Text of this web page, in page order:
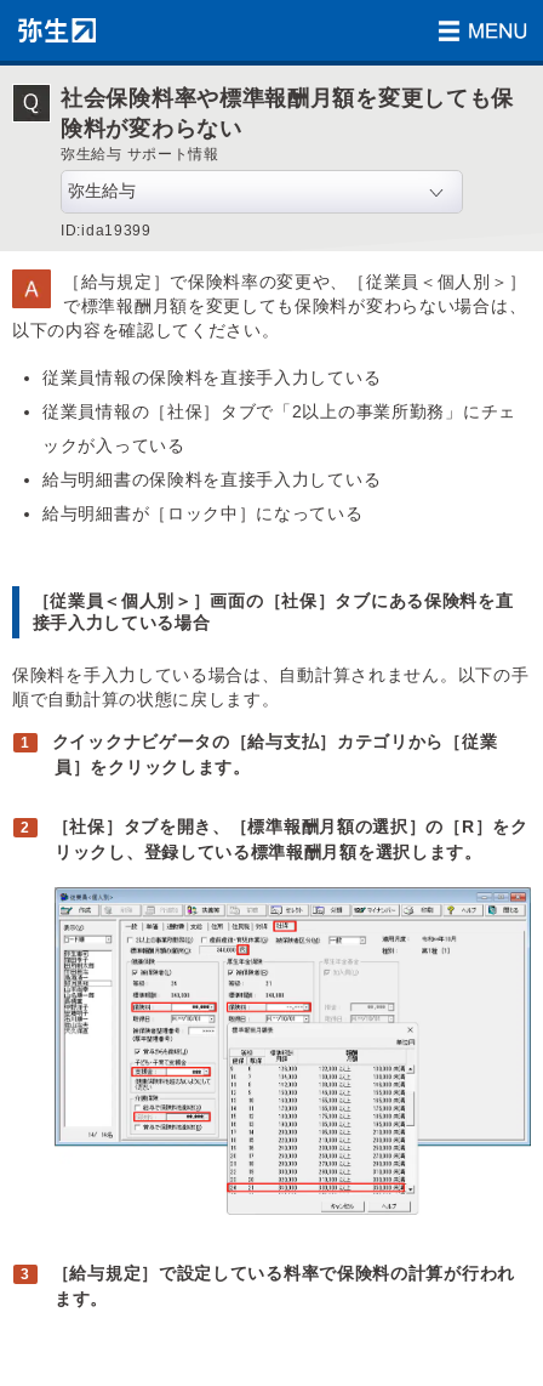
社会保険料率や標準報酬月額を変更しても保
険料が変わらない
弥生給与 サポート情報
ID:ida19399
［給与規定］で保険料率の変更や、［従業員＜個人別＞］
で標準報酬月額を変更しても保険料が変わらない場合は、
以下の内容を確認してください。
従業員情報の保険料を直接手入力している
従業員情報の［社保］タブで「2以上の事業所勤務」にチェ
ックが入っている
給与明細書の保険料を直接手入力している
給与明細書が［ロック中］になっている
［従業員＜個人別＞］画面の［社保］タブにある保険料を直
接手入力している場合
保険料を手入力している場合は、自動計算されません。以下の手
順で自動計算の状態に戻します。
クイックナビゲータの［給与支払］カテゴリから［従業
員］をクリックします。
［社保］タブを開き、［標準報酬月額の選択］の［R］をク
リックし、登録している標準報酬月額を選択します。
［給与規定］で設定している料率で保険料の計算が行われ
ます。